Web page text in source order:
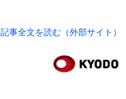
記事全文を読む（外部サイト）